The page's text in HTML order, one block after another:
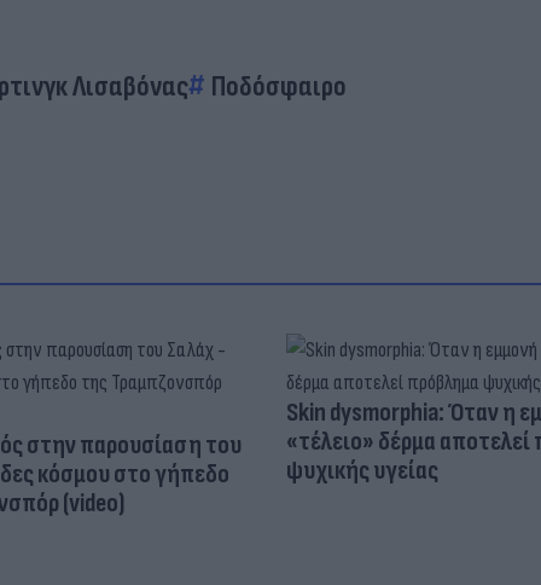
Λισαβόνας Ποδόσφαιρο
στην παρουσίαση του
κόσμου στο γήπεδο
(video)
Skin dysmorphia: Όταν η
«τέλειο» δέρμα
ψυχικής υγείας